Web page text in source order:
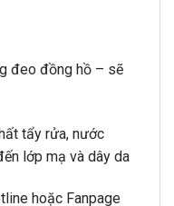
đeo đồng hồ – sẽ
tẩy rửa, nước
lớp mạ và dây da
hoặc Fanpage